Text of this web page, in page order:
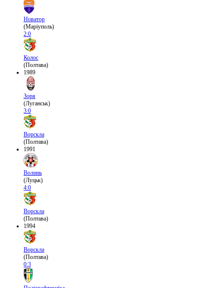
Новатор
(Маріуполь)
2:0
Колос
(Полтава)
1989
Зоря
(Луганськ)
3:0
Ворскла
(Полтава)
1991
Волинь
(Луцьк)
4:0
Ворскла
(Полтава)
1994
Ворскла
(Полтава)
0:3